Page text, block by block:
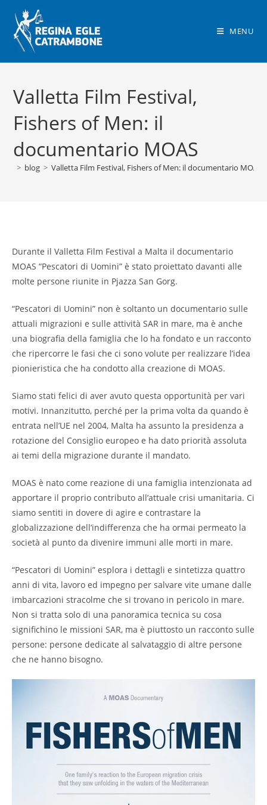
contenuto
MENU
Valletta Film Festival,
Fishers of Men: il
documentario MOAS
> blog > Valletta Film Festival, Fishers of Men: il documentario MOAS
Durante il Valletta Film Festival a Malta il documentario
MOAS “Pescatori di Uomini” è stato proiettato davanti alle
molte persone riunite in Pjazza San Gorg.
“Pescatori di Uomini” non è soltanto un documentario sulle
attuali migrazioni e sulle attività SAR in mare, ma è anche
una biografia della famiglia che lo ha fondato e un racconto
che ripercorre le fasi che ci sono volute per realizzare l’idea
pionieristica che ha condotto alla creazione di MOAS.
Siamo stati felici di aver avuto questa opportunità per vari
motivi. Innanzitutto, perché per la prima volta da quando è
entrata nell’UE nel 2004, Malta ha assunto la presidenza a
rotazione del Consiglio europeo e ha dato priorità assoluta
ai temi della migrazione durante il mandato.
MOAS è nato come reazione di una famiglia intenzionata ad
apportare il proprio contributo all’attuale crisi umanitaria. Ci
siamo sentiti in dovere di agire e contrastare la
globalizzazione dell’indifferenza che ha ormai permeato la
società al punto da divenire immuni alle morti in mare.
“Pescatori di Uomini” esplora i dettagli e sintetizza quattro
anni di vita, lavoro ed impegno per salvare vite umane dalle
imbarcazioni stracolme che si trovano in pericolo in mare.
Non si tratta solo di una panoramica tecnica su cosa
significhino le missioni SAR, ma è piuttosto un racconto sulle
persone: persone dedicate al salvataggio di altre persone
che ne hanno bisogno.